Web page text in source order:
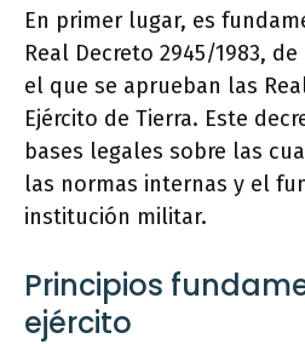
En primer lugar, es
Real Decreto 2945/1983,
el que se aprueban las
Ejército de Tierra. Este
bases legales sobre las
las normas internas y el
institución militar.
Principios
ejército